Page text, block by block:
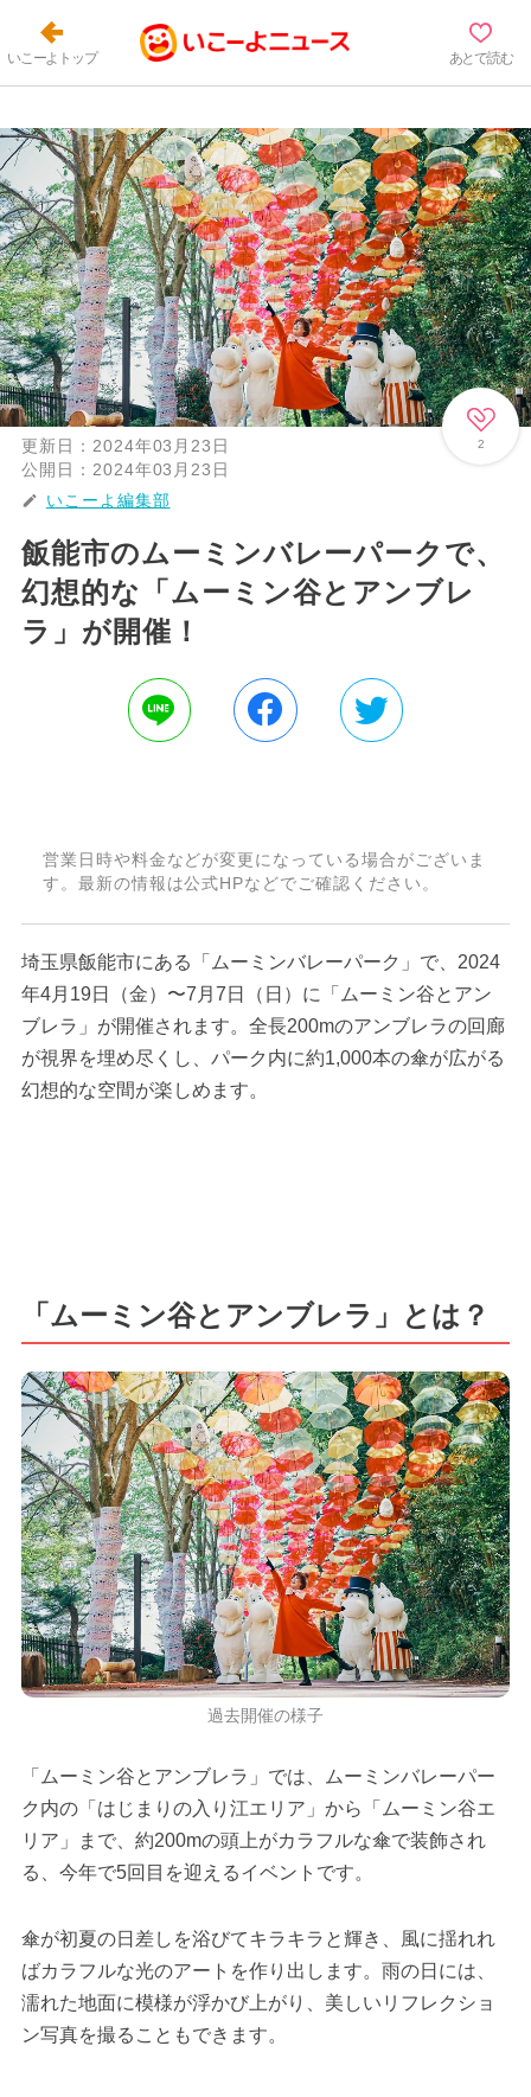
いこーよトップ あとで読む
2
更新日： 2024年03月23日
公開日： 2024年03月23日
いこーよ編集部
飯能市のムーミンバレーパークで、
幻想的な「ムーミン谷とアンブレ
ラ」が開催！
営業日時や料金などが変更になっている場合がございま
す。最新の情報は公式HPなどでご確認ください。
埼玉県飯能市にある「ムーミンバレーパーク」で、2024
年4月19日（金）〜7月7日（日）に「ムーミン谷とアン
ブレラ」が開催されます。全長200mのアンブレラの回廊
が視界を埋め尽くし、パーク内に約1,000本の傘が広がる
幻想的な空間が楽しめます。
「ムーミン谷とアンブレラ」とは？
過去開催の様子
「ムーミン谷とアンブレラ」では、ムーミンバレーパー
ク内の「はじまりの入り江エリア」から「ムーミン谷エ
リア」まで、約200mの頭上がカラフルな傘で装飾され
る、今年で5回目を迎えるイベントです。
傘が初夏の日差しを浴びてキラキラと輝き、風に揺れれ
ばカラフルな光のアートを作り出します。雨の日には、
濡れた地面に模様が浮かび上がり、美しいリフレクショ
ン写真を撮ることもできます。